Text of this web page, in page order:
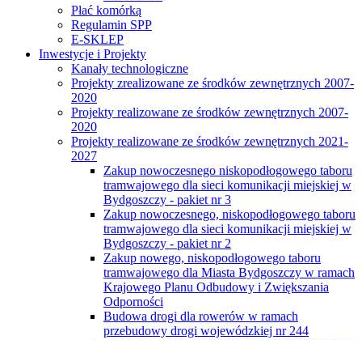
Płać komórką
Regulamin SPP
E-SKLEP
Inwestycje i Projekty
Kanały technologiczne
Projekty zrealizowane ze środków zewnętrznych 2007-
2020
Projekty realizowane ze środków zewnętrznych 2007-
2020
Projekty realizowane ze środków zewnętrznych 2021-
2027
Zakup nowoczesnego niskopodłogowego taboru
tramwajowego dla sieci komunikacji miejskiej w
Bydgoszczy - pakiet nr 3
Zakup nowoczesnego, niskopodłogowego taboru
tramwajowego dla sieci komunikacji miejskiej w
Bydgoszczy - pakiet nr 2
Zakup nowego, niskopodłogowego taboru
tramwajowego dla Miasta Bydgoszczy w ramach
Krajowego Planu Odbudowy i Zwiększania
Odporności
Budowa drogi dla rowerów w ramach
przebudowy drogi wojewódzkiej nr 244